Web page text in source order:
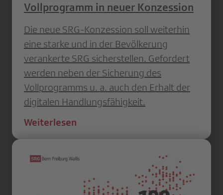
Vollprogramm in neuer Konzession
Die neue SRG-Konzession soll weiterhin
eine starke und in der Bevölkerung
verankerte SRG sicherstellen. Gefordert
werden neben der Sicherung des
Vollprogramms u. a. auch den Erhalt der
digitalen Handlungsfähigkeit.
Weiterlesen